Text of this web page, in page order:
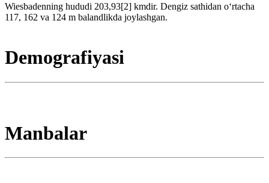
Wiesbadenning hududi 203,93[2] kmdir. Dengiz sathidan oʻrtacha
117, 162 va 124 m balandlikda joylashgan.
Demografiyasi
Manbalar